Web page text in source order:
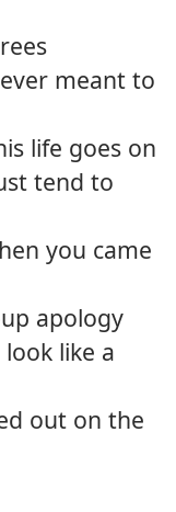
meant to
life goes on
tend to
you came
apology
like a
out on the